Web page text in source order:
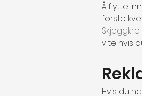
Å flytte
første
Skjeggkre
vite hvis
Hvis du